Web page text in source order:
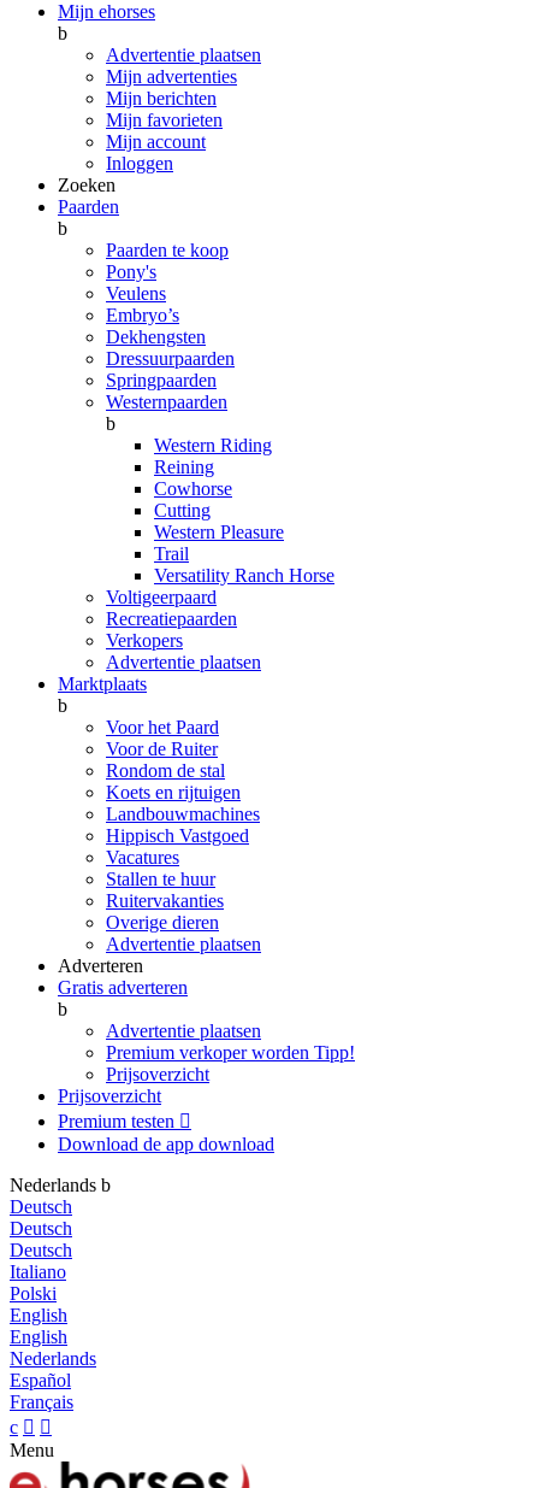
Mijn ehorses
b
Advertentie plaatsen
Mijn advertenties
Mijn berichten
Mijn favorieten
Mijn account
Inloggen
Zoeken
Paarden
b
Paarden te koop
Pony's
Veulens
Embryo’s
Dekhengsten
Dressuurpaarden
Springpaarden
Westernpaarden
b
Western Riding
Reining
Cowhorse
Cutting
Western Pleasure
Trail
Versatility Ranch Horse
Voltigeerpaard
Recreatiepaarden
Verkopers
Advertentie plaatsen
Marktplaats
b
Voor het Paard
Voor de Ruiter
Rondom de stal
Koets en rijtuigen
Landbouwmachines
Hippisch Vastgoed
Vacatures
Stallen te huur
Ruitervakanties
Overige dieren
Advertentie plaatsen
Adverteren
Gratis adverteren
b
Advertentie plaatsen
Premium verkoper worden Tipp!
Prijsoverzicht
Prijsoverzicht
Premium testen 
Download de app download
Nederlands b
Deutsch
Deutsch
Deutsch
Italiano
Polski
English
English
Nederlands
Español
Français
c  
Menu